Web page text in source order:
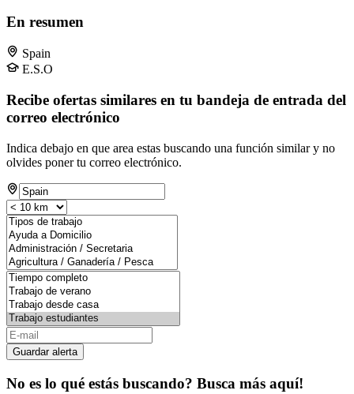
En resumen
Spain
E.S.O
Recibe ofertas similares en tu bandeja de entrada del
correo electrónico
Indica debajo en que area estas buscando una función similar y no
olvides poner tu correo electrónico.
Guardar alerta
No es lo qué estás buscando? Busca más aquí!